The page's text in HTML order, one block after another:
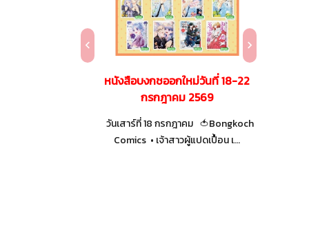
หนังสือบงกชออกใหม่วันที่ 18-22
กรกฎาคม 2569
วันเสาร์ที่ 18 กรกฎาคม 🍅Bongkoch
Comics • เจ้าสาวผู้แปดเปื้อน เ...
ประ
BLY